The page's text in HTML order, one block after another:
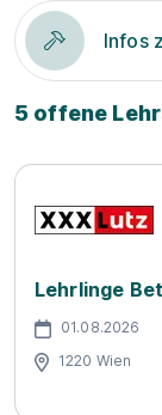
Infos
5 offene
Lehrlinge
01.08.2026
1220 Wien